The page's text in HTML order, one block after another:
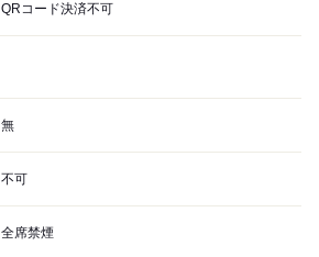
QRコード決済不可
無
不可
全席禁煙